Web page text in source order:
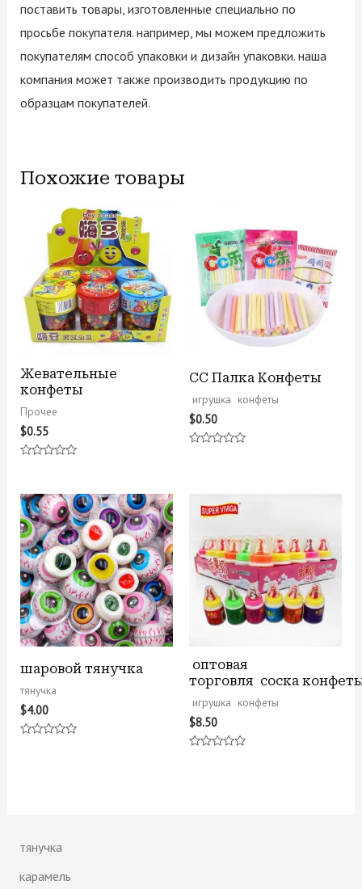
тянучка
карамель
поставить товары, изготовленные специально по
просьбе покупателя. например, мы можем предложить
покупателям способ упаковки и дизайн упаковки. наша
компания может также производить продукцию по
образцам покупателей.
Похожие товары
Жевательные
конфеты
Прочее
$0.55
5
CC Палка Конфеты
игрушка конфеты
$0.50
шаровой тянучка
тянучка
$4.00
оптовая
торговля соска
игрушка конфеты
$8.50